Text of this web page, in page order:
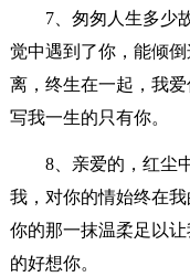
7、匆匆人生多少
觉中遇到了你，能倾
离，终生在一起，我
写我一生的只有你。
8、亲爱的，红尘
我，对你的情始终在
你的那一抹温柔足以
的好想你。